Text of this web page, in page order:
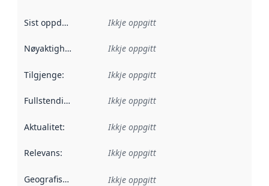
Sist oppdatert Ikkje oppgitt
Nøyaktigheit Ikkje oppgitt
Tilgjenge: Ikkje oppgitt
Fullstendigheit Ikkje oppgitt
Aktualitet: Ikkje oppgitt
Relevans: Ikkje oppgitt
Geografisk område Ikkje oppgitt